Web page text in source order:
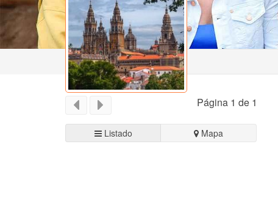
Página 1 de 1
Listado Mapa